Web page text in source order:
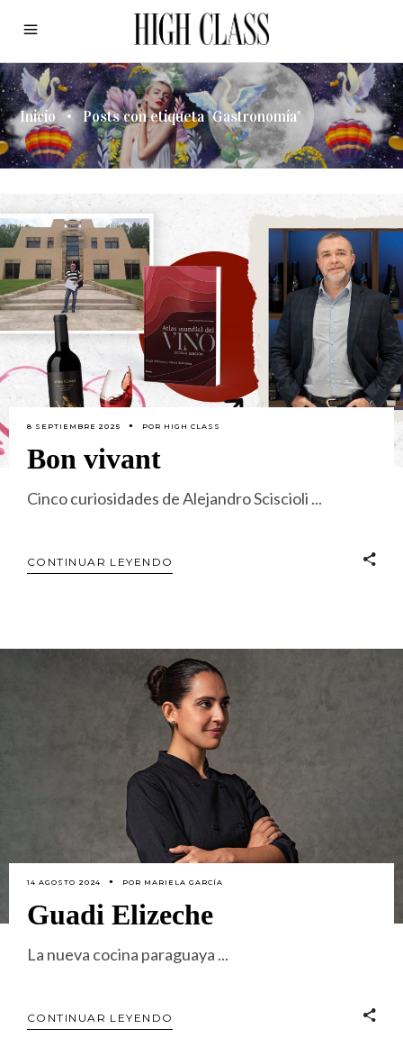
Inicio • Posts con etiqueta "Gastronomía"
8 SEPTIEMBRE 2025 POR HIGH CLASS
Bon vivant
Cinco curiosidades de Alejandro Sciscioli
CONTINUAR LEYENDO
14 AGOSTO 2024 POR MARIELA GARCÍA
Guadi Elizeche
La nueva cocina paraguaya
CONTINUAR LEYENDO